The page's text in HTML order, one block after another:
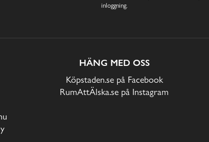
inloggning.
HÄNG MED OSS
Köpstaden.se på Facebook
RumAttÄlska.se på Instagram